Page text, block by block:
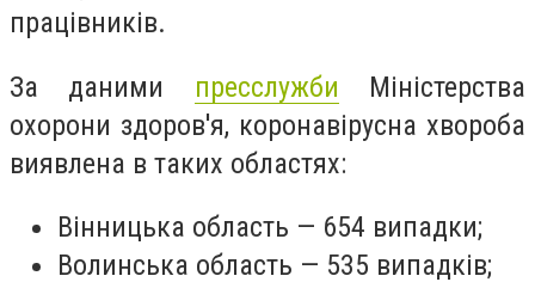
працівників.
За даними пресслужби Міністерства
охорони здоров'я, коронавірусна хвороба
виявлена в таких областях:
Вінницька область — 654 випадки;
Волинська область — 535 випадків;